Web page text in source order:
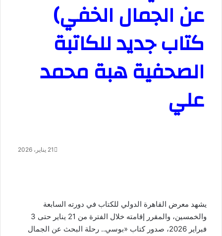
عن الجمال الخفي)
كتاب جديد للكاتبة
الصحفية هبة محمد
علي
21 يناير، 2026
يشهد معرض القاهرة الدولي للكتاب في دورته السابعة
والخمسين، والمقرر إقامته خلال الفترة من 21 يناير حتى 3
فبراير 2026، صدور كتاب «بوسي.. رحلة البحث عن الجمال